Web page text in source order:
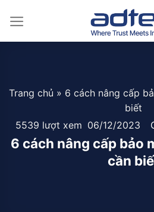
Trang chủ » 6 cách nâng cấp
biết
5539 lượt xem 06/12/2023
6 cách nâng cấp bảo
cần